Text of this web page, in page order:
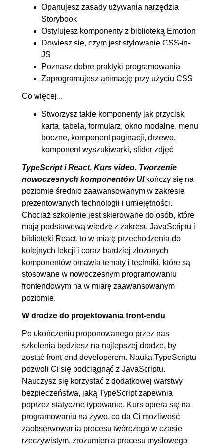
10.2. Wyświetlanie
podpowiedzi
00:17:08
11. Przeglądarka zdjęć 00:32:41
11.1. Budowa komponentu
Opanujesz zasady używania narzędzia
Storybook
Ostylujesz komponenty z biblioteką Emotion
Dowiesz się, czym jest stylowanie CSS-in-
JS
Poznasz dobre praktyki programowania
Zaprogramujesz animację przy użyciu CSS
Co więcej...
Stworzysz takie komponenty jak przycisk,
karta, tabela, formularz, okno modalne, menu
boczne, komponent paginacji, drzewo,
komponent wyszukiwarki, slider zdjęć
TypeScript i React. Kurs video. Tworzenie
nowoczesnych komponentów UIkończy się na
poziomie średnio zaawansowanym w zakresie
prezentowanych technologii i umiejętności.
Chociaż szkolenie jest skierowane do osób, które
mają podstawową wiedzę z zakresu JavaScriptu i
biblioteki React, to w miarę przechodzenia do
kolejnych lekcji i coraz bardziej złożonych
komponentów omawia tematy i techniki, które są
stosowane w nowoczesnym programowaniu
frontendowym na w miarę zaawansowanym
poziomie.
W drodze do projektowania front-endu
Po ukończeniu proponowanego przez nas
szkolenia będziesz na najlepszej drodze, by
zostać front-end developerem. Nauka TypeScriptu
pozwoli Ci się podciągnąć z JavaScriptu.
Nauczysz się korzystać z dodatkowej warstwy
bezpieczeństwa, jaką TypeScript zapewnia
poprzez statyczne typowanie. Kurs opiera się na
programowaniu na żywo, co da Ci możliwość
zaobserwowania procesu twórczego w czasie
rzeczywistym, zrozumienia procesu myślowego